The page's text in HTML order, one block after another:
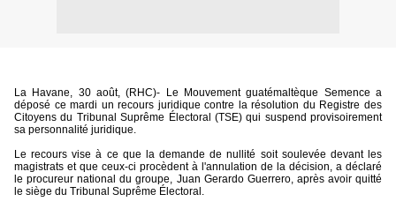
La Havane, 30 août, (RHC)- Le Mouvement guatémaltèque Semence a
déposé ce mardi un recours juridique contre la résolution du Registre des
Citoyens du Tribunal Suprême Électoral (TSE) qui suspend provisoirement
sa personnalité juridique.
Le recours vise à ce que la demande de nullité soit soulevée devant les
magistrats et que ceux-ci procèdent à l'annulation de la décision, a déclaré
le procureur national du groupe, Juan Gerardo Guerrero, après avoir quitté
le siège du Tribunal Suprême Électoral.